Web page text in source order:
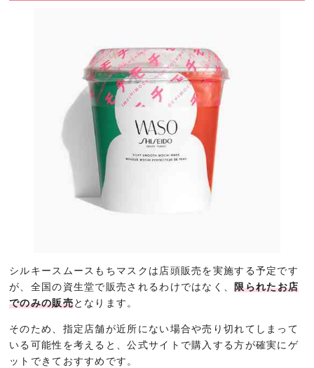
シルキースムースもちマスクは店頭販売を実施する予定です
が、全国の資生堂で販売されるわけではなく、限られたお店
でのみの販売となります。
そのため、指定店舗が近所にない場合や売り切れてしまって
いる可能性を考えると、公式サイトで購入する方が確実にゲ
ットできておすすめです。